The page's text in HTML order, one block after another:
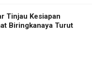
Tinjau Kesiapan
Biringkanaya Turut